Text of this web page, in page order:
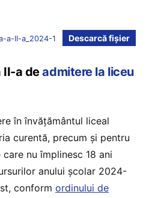
a-II-a_2024-1 Descarcă fișier
II-a deadmitere la liceu
în învățământul liceal
curentă, precum și pentru
nu împlinesc 18 ani
anului școlar 2024-
conform ordinului de